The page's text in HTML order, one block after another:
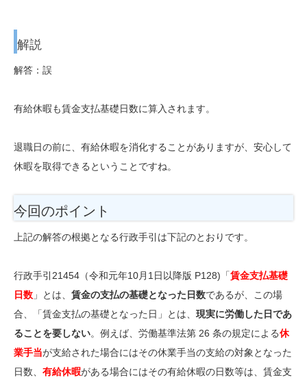
解説
解答：誤
有給休暇も賃金支払基礎日数に算入されます。
退職日の前に、有給休暇を消化することがありますが、安心して
休暇を取得できるということですね。
今回のポイント
上記の解答の根拠となる行政手引は下記のとおりです。
行政手引21454（令和元年10月1日以降版 P128)「賃金支払基礎
日数 」とは、 賃金の支払の基礎となった日数であるが、この場
合、「賃金支払の基礎となった日」とは、 現実に労働した日であ
ることを要しない。例えば、労働基準法第 26 条の規定による休
業手当が支給された場合にはその休業手当の支給の対象となった
日数、 有給休暇がある場合にはその有給休暇の日数等は、賃金支